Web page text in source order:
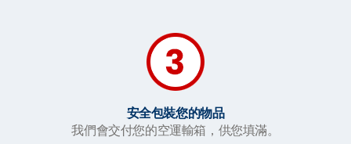
安全包裝您的物品
我們會交付您的空運輸箱，供您填滿。